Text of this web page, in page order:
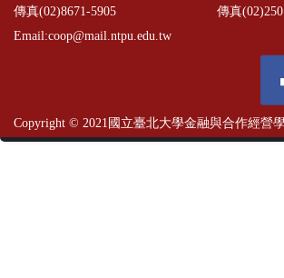
傳真(02)8671-5905
Email:coop@mail.ntpu.edu.tw
傳真
Copyright © 2021國立臺北大學金融與合作經營